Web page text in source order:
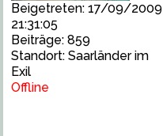
Beigetreten: 17/09/2009
21:31:05
Beiträge: 859
Standort: Saarländer im
Exil
Offline